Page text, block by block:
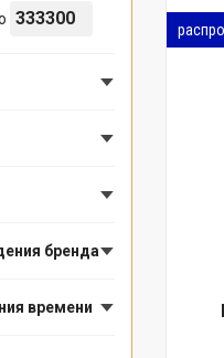
бренда
времени